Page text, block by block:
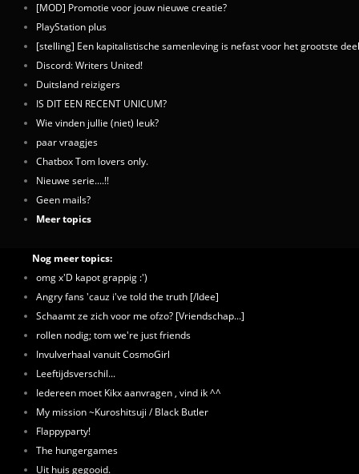
[MOD] Promotie voor jouw nieuwe creatie?
PlayStation plus
[stelling] Een kapitalistische samenleving is nefast voor het grootste
Discord: Writers United!
Duitsland reizigers
IS DIT EEN RECENT UNICUM?
Wie vinden jullie (niet) leuk?
paar vraagjes
Chatbox Tom lovers only.
Nieuwe serie....!!
Geen mails?
Meer topics
Nog meer topics:
omg x'D kapot grappig :')
Angry fans 'cauz i've told the truth [/Idee]
Schaamt ze zich voor me ofzo? [Vriendschap...]
rollen nodig; tom we're just friends
Invulverhaal vanuit CosmoGirl
Leeftijdsverschil...
Iedereen moet Kikx aanvragen , vind ik ^^
My mission ~Kuroshitsuji / Black Butler
Flappyparty!
The hungergames
Uit huis gegooid.